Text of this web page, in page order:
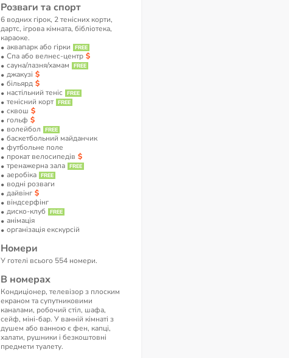
Розваги та спорт
6 водних гірок, 2 тенісних корти,
дартс, ігрова кімната, бібліотека,
караоке.
аквапарк або гірки
Спа або велнес-центр
сауна/лазня/хамам
джакузі
більярд
настільний теніс
тенісний корт
сквош
гольф
волейбол
баскетбольний майданчик
футбольне поле
прокат велосипедів
тренажерна зала
аеробіка
водні розваги
дайвінг
віндсерфінг
диско-клуб
анімація
організація екскурсій
Номери
У готелі всього 554 номери.
В номерах
Кондиціонер, телевізор з плоским
екраном та супутниковими
каналами, робочий стіл, шафа,
сейф, міні-бар. У ванній кімнаті з
душем або ванною є фен, капці,
халати, рушники і безкоштовні
предмети туалету.